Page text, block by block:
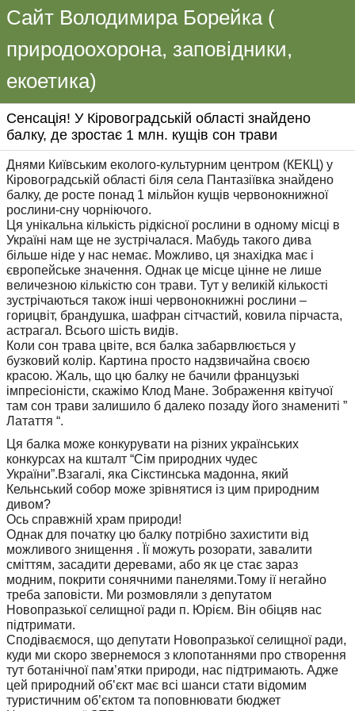
Сайт Володимира Борейка (
природоохорона, заповідники,
екоетика)
Сенсація! У Кіровоградській області знайдено
балку, де зростає 1 млн. кущів сон трави
Днями Київським еколого-культурним центром (КЕКЦ) у
Кіровоградській області біля села Пантазіївка знайдено
балку, де росте понад 1 мільйон кущів червонокнижної
рослини-сну чорніючого.
Ця унікальна кількість рідкісної рослини в одному місці в
Україні нам ще не зустрічалася. Мабудь такого дива
більше ніде у нас немає. Можливо, ця знахідка має і
європейське значення. Однак це місце цінне не лише
величезною кількістю сон трави. Тут у великій кількості
зустрічаються також інші червонокнижні рослини –
горицвіт, брандушка, шафран сітчастий, ковила пірчаста,
астрагал. Всього шість видів.
Коли сон трава цвіте, вся балка забарвлюється у
бузковий колір. Картина просто надзвичайна своєю
красою. Жаль, що цю балку не бачили французькі
імпресіоністи, скажімо Клод Мане. Зображення квітучої
там сон трави залишило б далеко позаду його знамениті ”
Латаття “.
Ця балка може конкурувати на різних українських
конкурсах на кшталт “Сім природних чудес
України”.Взагалі, яка Сікстинська мадонна, який
Кельнський собор може зрівнятися із цим природним
дивом?
Ось справжній храм природи!
Однак для початку цю балку потрібно захистити від
можливого знищення . Її можуть розорати, завалити
сміттям, засадити деревами, або як це стає зараз
модним, покрити сонячними панелями.Тому ії негайно
треба заповісти. Ми розмовляли з депутатом
Новопразької селищної ради п. Юрієм. Він обіцяв нас
підтримати.
Сподіваємося, що депутати Новопразької селищної ради,
куди ми скоро звернемося з клопотаннями про створення
тут ботанічної пам’ятки природи, нас підтримають. Адже
цей природний об’єкт має всі шанси стати відомим
туристичним об’єктом та поповнювати бюджет